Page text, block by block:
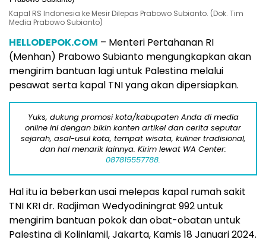
Kapal RS Indonesia ke Mesir Dilepas Prabowo Subianto. (Dok. Tim
Media Prabowo Subianto)
HELLODEPOK.COM – Menteri Pertahanan RI
(Menhan) Prabowo Subianto mengungkapkan akan
mengirim bantuan lagi untuk Palestina melalui
pesawat serta kapal TNI yang akan dipersiapkan.
Yuks, dukung promosi kota/kabupaten Anda di media
online ini dengan bikin konten artikel dan cerita seputar
sejarah, asal-usul kota, tempat wisata, kuliner tradisional,
dan hal menarik lainnya. Kirim lewat WA Center:
087815557788.
Hal itu ia beberkan usai melepas kapal rumah sakit
TNI KRI dr. Radjiman Wedyodiningrat 992 untuk
mengirim bantuan pokok dan obat-obatan untuk
Palestina di Kolinlamil, Jakarta, Kamis 18 Januari 2024.